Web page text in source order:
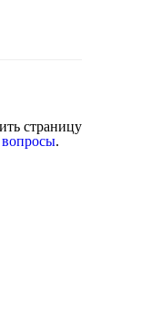
страницу
вопросы.